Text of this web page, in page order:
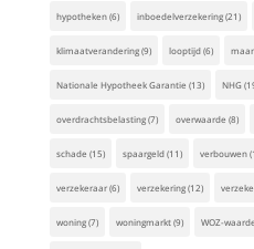
hypotheken(6) inboedelverzekering(21)
klimaatverandering(9) looptijd(6)
Nationale Hypotheek Garantie (13) NHG
overdrachtsbelasting(7) overwaarde (8)
schade (15) spaargeld(11) verbouwen
verzekeraar(6) verzekering(12)
woning(7) woningmarkt(9) WOZ-waarde